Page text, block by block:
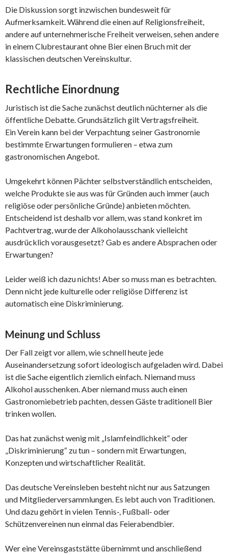
Die Diskussion sorgt inzwischen bundesweit für
Aufmerksamkeit. Während die einen auf Religionsfreiheit,
andere auf unternehmerische Freiheit verweisen, sehen andere
in einem Clubrestaurant ohne Bier einen Bruch mit der
klassischen deutschen Vereinskultur.
Rechtliche Einordnung
Juristisch ist die Sache zunächst deutlich nüchterner als die
öffentliche Debatte. Grundsätzlich gilt Vertragsfreiheit.
Ein Verein kann bei der Verpachtung seiner Gastronomie
bestimmte Erwartungen formulieren – etwa zum
gastronomischen Angebot.
Umgekehrt können Pächter selbstverständlich entscheiden,
welche Produkte sie aus was für Gründen auch immer (auch
religiöse oder persönliche Gründe) anbieten möchten.
Entscheidend ist deshalb vor allem, was stand konkret im
Pachtvertrag, wurde der Alkoholausschank vielleicht
ausdrücklich vorausgesetzt? Gab es andere Absprachen oder
Erwartungen?
Leider weiß ich dazu nichts! Aber so muss man es betrachten.
Denn nicht jede kulturelle oder religiöse Differenz ist
automatisch eine Diskriminierung.
Meinung und Schluss
Der Fall zeigt vor allem, wie schnell heute jede
Auseinandersetzung sofort ideologisch aufgeladen wird. Dabei
ist die Sache eigentlich ziemlich einfach. Niemand muss
Alkohol ausschenken. Aber niemand muss auch einen
Gastronomiebetrieb pachten, dessen Gäste traditionell Bier
trinken wollen.
Das hat zunächst wenig mit „Islamfeindlichkeit“ oder
„Diskriminierung“ zu tun – sondern mit Erwartungen,
Konzepten und wirtschaftlicher Realität.
Das deutsche Vereinsleben besteht nicht nur aus Satzungen
und Mitgliederversammlungen. Es lebt auch von Traditionen.
Und dazu gehört in vielen Tennis-, Fußball- oder
Schützenvereinen nun einmal das Feierabendbier.
Wer eine Vereinsgaststätte übernimmt und anschließend